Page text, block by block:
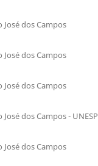
dos Campos
dos Campos
dos Campos
dos Campos - UNESP
dos Campos